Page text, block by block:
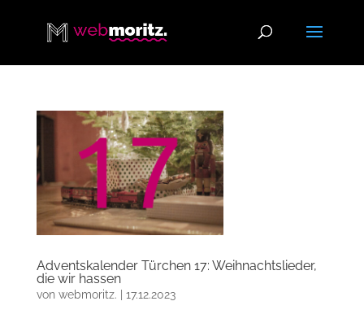
Adventskalender Türchen 17: Weihnachtslieder,
die wir hassen
von webmoritz. 17.12.2023